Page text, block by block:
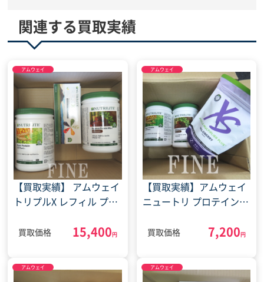
関連する買取実績
アムウェイ
【買取実績】 アムウェイ
トリプルX レフィル プロ
チョコ (2023年5月23日)
買取価格 15,400円
アムウェイ
【買取実績】アムウェイ
ニュートリ プロテイン
マッスルマルチプライヤ
日)
買取価格 7,200円
アムウェイ アムウェイ